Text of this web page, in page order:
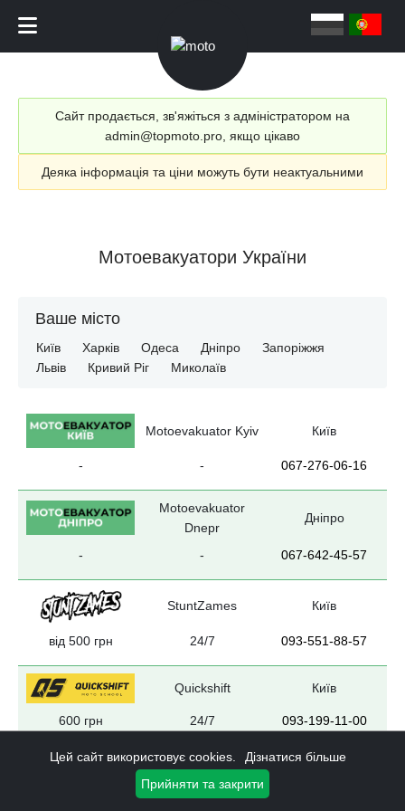
Сайт продається, зв'яжіться з адміністратором на
admin@topmoto.pro, якщо цікаво
Деяка інформація та ціни можуть бути неактуальними
Мотоевакуатори України
Ваше місто
Київ Харків Одеса Дніпро
Запоріжжя
Львів
Кривий Ріг Миколаїв
Motoevakuator Kyiv Київ
- - 067-276-06-16
Motoevakuator
Dnepr
Дніпро
- - 067-642-45-57
StuntZames Київ
від 500 грн 24/7 093-551-88-57
Quickshift Київ
600 грн 24/7 093-199-11-00
Garage 105
Цей сайт використовує cookies.
Дізнатися більше
Прийняти та закрити